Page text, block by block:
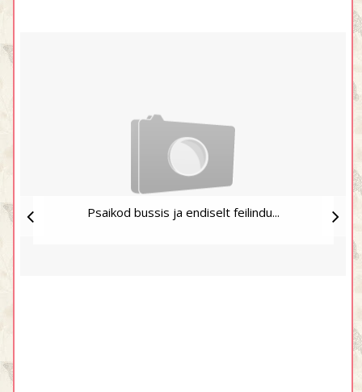
Psaikod bussis ja endiselt feilindu...